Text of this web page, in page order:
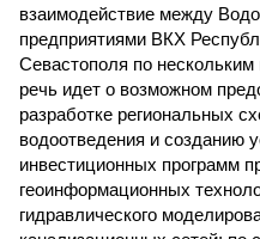
взаимодействие между
предприятиями ВКХ
Севастополя по
речь идет о возможном
разработке региональных
водоотведения и созданию
инвестиционных программ
геоинформационных
гидравлического